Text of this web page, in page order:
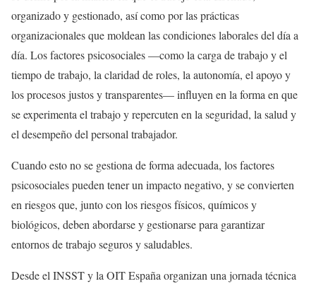
organizado y gestionado, así como por las prácticas
organizacionales que moldean las condiciones laborales del día a
día. Los factores psicosociales —como la carga de trabajo y el
tiempo de trabajo, la claridad de roles, la autonomía, el apoyo y
los procesos justos y transparentes— influyen en la forma en que
se experimenta el trabajo y repercuten en la seguridad, la salud y
el desempeño del personal trabajador.
Cuando esto no se gestiona de forma adecuada, los factores
psicosociales pueden tener un impacto negativo, y se convierten
en riesgos que, junto con los riesgos físicos, químicos y
biológicos, deben abordarse y gestionarse para garantizar
entornos de trabajo seguros y saludables.
Desde el INSST y la OIT España organizan una jornada técnica